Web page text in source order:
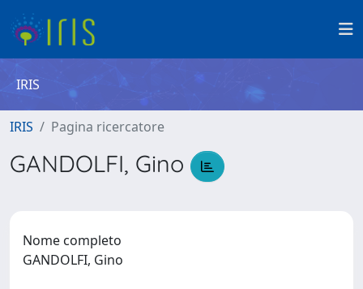
IRIS
IRIS Pagina ricercatore
GANDOLFI, Gino
Nome completo
GANDOLFI, Gino